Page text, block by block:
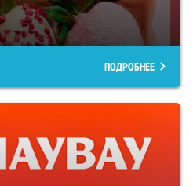
ПОДРОБНЕЕ